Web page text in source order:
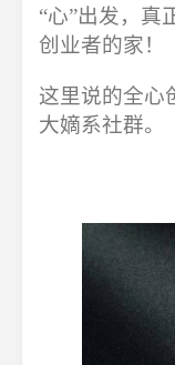
“心”出发，真
创业者的家！
这里说的全心
大嫡系社群。